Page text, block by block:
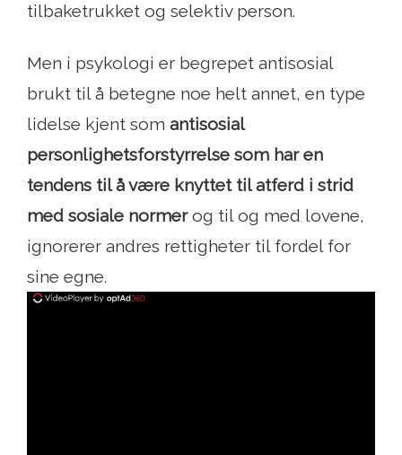
tilbaketrukket og selektiv person.
Men i psykologi er begrepet antisosial
brukt til å betegne noe helt annet, en type
lidelse kjent som antisosial
personlighetsforstyrrelse som har en
tendens til å være knyttet til atferd i strid
med sosiale normerog til og med lovene,
ignorerer andres rettigheter til fordel for
sine egne.